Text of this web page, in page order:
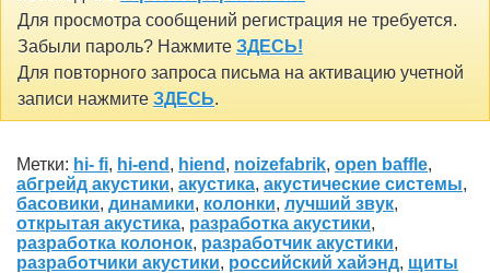
Для просмотра сообщений регистрация не требуется.
Забыли пароль? Нажмите ЗДЕСЬ!
Для повторного запроса письма на активацию учетной
записи нажмите ЗДЕСЬ.
Метки: hi- fi, hi-end , hiend , noizefabrik, open baffle,
абгрейд акустики, акустика, акустические системы,
басовики, динамики, колонки, лучший звук,
открытая акустика, разработка акустики,
разработка колонок, разработчик акустики,
разработчики акустики, российский хайэнд, щиты